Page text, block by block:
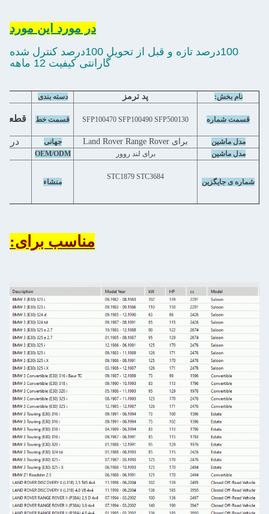
در مورد اين مورد
100درصد تازه و قبل از تحویل 100درصد کنترل شده
گارانتی کیفیت 12 ماهه
نام بخش: پد ترمز دسته بندی
قسمت شماره SFP100470 SFP100490 SFP500130 قسمت خط قطعات
مدل ماشین برای Land Rover Range Rover جهانی در
مدل ماشین برای لند روور OEM/ODM
شماره ی جایگزین
STC1879 STC3684
منشاء
مناسب برای: